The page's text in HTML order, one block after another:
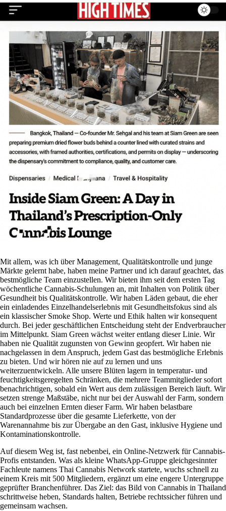
Mit allem, was ich über Management, Qualitätskontrolle und junge
Märkte gelernt habe, haben meine Partner und ich darauf geachtet, das
bestmögliche Team einzustellen. Wir bieten ihm seit dem ersten Tag
wöchentliche Cannabis-Schulungen an, mit Inhalten von Politik über
Gesundheit bis Qualitätskontrolle. Wir haben Läden gebaut, die eher
ein einladendes Einzelhandelserlebnis mit Gesundheitsfokus sind als
ein klassischer Smoke Shop. Werte und Ethik halten wir konsequent
durch. Bei jeder geschäftlichen Entscheidung steht der Endverbraucher
im Mittelpunkt. Siam Green wächst weiter entlang dieser Linie. Wir
haben nie Qualität zugunsten von Gewinn geopfert. Wir haben nie
nachgelassen in dem Anspruch, jedem Gast das bestmögliche Erlebnis
zu bieten. Und wir hören nie auf zu lernen und uns
weiterzuentwickeln. Alle unsere Blüten lagern in temperatur- und
feuchtigkeitsgeregelten Schränken, die mehrere Teammitglieder sofort
benachrichtigen, sobald ein Wert aus dem zulässigen Bereich läuft. Wir
setzen strenge Maßstäbe, nicht nur bei der Auswahl der Farm, sondern
auch bei einzelnen Ernten dieser Farm. Wir haben belastbare
Standardprozesse über die gesamte Lieferkette, von der
Warenannahme bis zur Übergabe an den Gast, inklusive Hygiene und
Kontaminationskontrolle.
Auf diesem Weg ist, fast nebenbei, ein Online-Netzwerk für Cannabis-
Profis entstanden. Was als kleine WhatsApp-Gruppe gleichgesinnter
Fachleute namens Thai Cannabis Network startete, wuchs schnell zu
einem Kreis mit 500 Mitgliedern, ergänzt um eine engere Untergruppe
geprüfter Branchenführer. Das Ziel: das Bild von Cannabis in Thailand
schrittweise heben, Standards halten, Betriebe rechtssicher führen und
gemeinsam wachsen.